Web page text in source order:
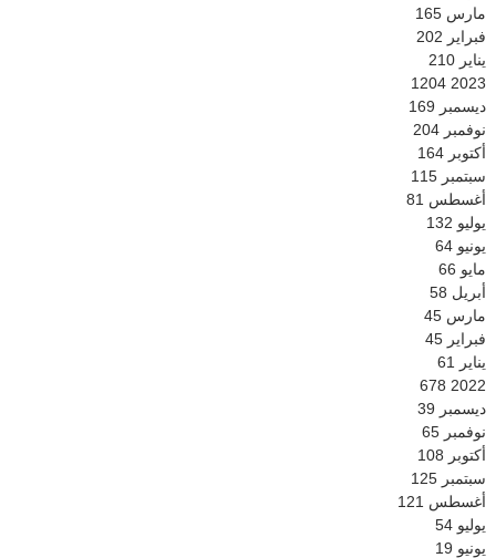
مارس 165
فبراير 202
يناير 210
2023
1204
ديسمبر 169
نوفمبر 204
أكتوبر 164
سبتمبر 115
أغسطس 81
يوليو 132
يونيو 64
مايو 66
أبريل 58
مارس 45
فبراير 45
يناير
61
2022
678
ديسمبر 39
نوفمبر 65
أكتوبر 108
سبتمبر 125
أغسطس 121
يوليو 54
يونيو 19